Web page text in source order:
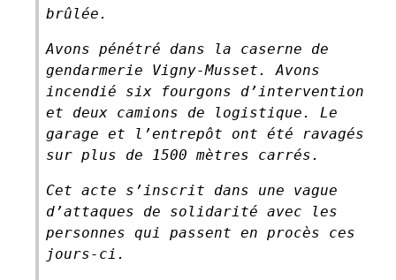
brûlée.
Avons pénétré dans la caserne de
gendarmerie Vigny-Musset. Avons
incendié six fourgons d’intervention
et deux camions de logistique. Le
garage et l’entrepôt ont été ravagés
sur plus de 1500 mètres carrés.
Cet acte s’inscrit dans une vague
d’attaques de solidarité avec les
personnes qui passent en procès ces
jours-ci.